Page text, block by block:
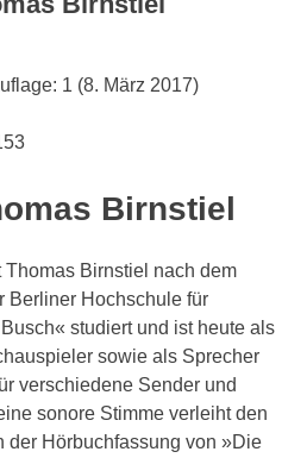
1 (8. März 2017)
Birnstiel
Thomas Birnstiel nach dem
Berliner Hochschule für
studiert und ist heute als
sowie als Sprecher
verschiedene Sender und
sonore Stimme verleiht den
der Hörbuchfassung von »Die